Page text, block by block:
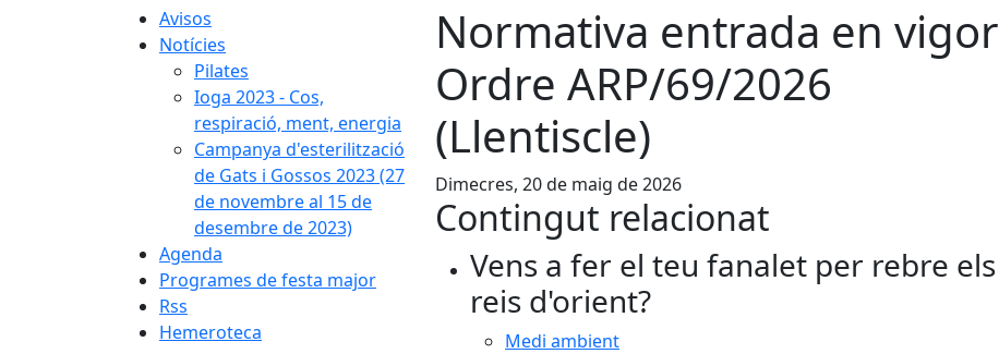
Avisos
Notícies
Pilates
Ioga 2023 - Cos,
respiració, ment, energia
Campanya d'esterilització
de Gats i Gossos 2023 (27
de novembre al 15 de
desembre de 2023)
Agenda
Programes de festa major
Rss
Hemeroteca
Normativa entrada en vigor
Ordre ARP/69/2026
(Llentiscle)
Dimecres, 20 de maig de 2026
Contingut relacionat
Vens a fer el teu fanalet per rebre els
reis d'orient?
Medi ambient